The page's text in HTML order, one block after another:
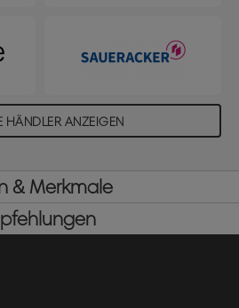
HÄNDLER ANZEIGEN
& Merkmale